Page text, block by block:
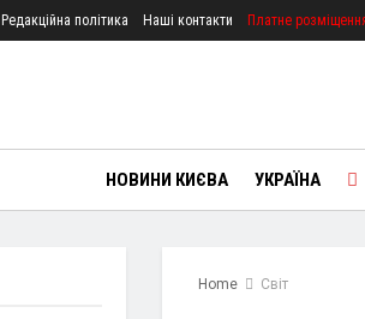
Редакційна політика Наші контакти Платне
НОВИНИ КИЄВА УКРАЇНА
Home Світ